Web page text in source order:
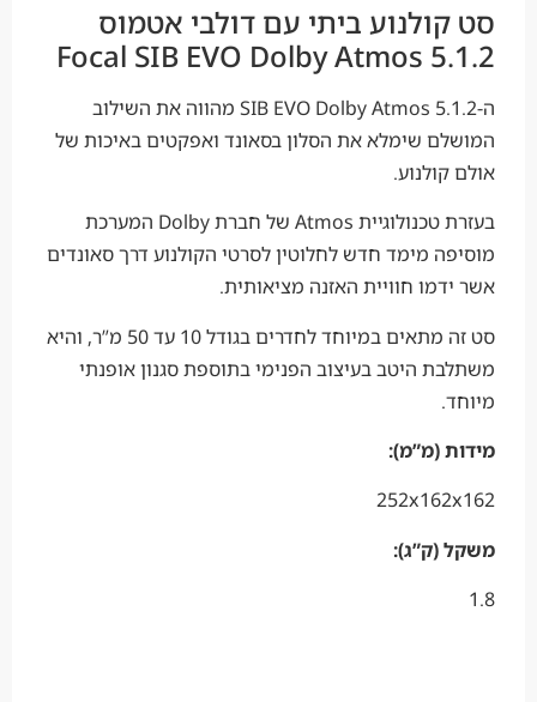
סט קולנוע ביתי עם דולבי אטמוס
Focal SIB EVO Dolby Atmos 5.1.2
ה-SIB EVO Dolby Atmos 5.1.2 מהווה את השילוב
המושלם שימלא את הסלון בסאונד ואפקטים באיכות של
אולם קולנוע.
בעזרת טכנולוגיית Atmos של חברת Dolby המערכת
מוסיפה מימד חדש לחלוטין לסרטי הקולנוע דרך סאונדים
אשר ידמו חוויית האזנה מציאותית.
סט זה מתאים במיוחד לחדרים בגודל 10 עד 50 מ”ר, והיא
משתלבת היטב בעיצוב הפנימי בתוספת סגנון אופנתי
מיוחד.
מידות (מ”מ):
252x162x162
משקל (ק”ג):
1.8